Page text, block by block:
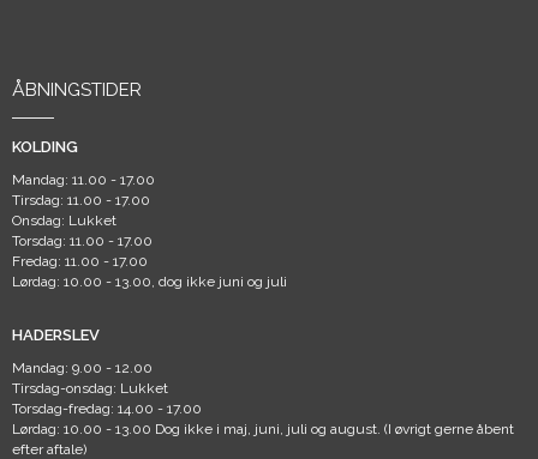
ÅBNINGSTIDER
KOLDING
Mandag: 11.00 - 17.00
Tirsdag: 11.00 - 17.00
Onsdag: Lukket
Torsdag: 11.00 - 17.00
Fredag: 11.00 - 17.00
Lørdag: 10.00 - 13.00, dog ikke juni og juli
HADERSLEV
Mandag: 9.00 - 12.00
Tirsdag-onsdag: Lukket
Torsdag-fredag: 14.00 - 17.00
Lørdag: 10.00 - 13.00 Dog ikke i maj, juni, juli og august. (I øvrigt gerne åbent
efter aftale)